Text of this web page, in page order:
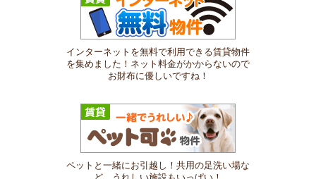
インターネットを無料で利用できる賃貸物件
を集めました！ネット料金がかからないので
お財布に優しいですね！
ペットと一緒にお引越し！共用の足洗い場な